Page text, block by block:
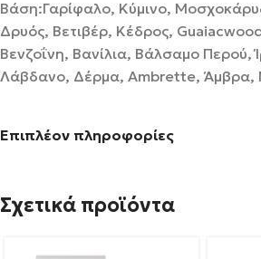
Βάση:Γαρίφαλο, Κύμινο,
Δρυός, Βετιβέρ, Κέδρος,
Βενζοΐνη, Βανίλια, Βάλσαμο Περού,
Λάβδανο, Δέρμα, Ambrette, Άμβρα,
Επιπλέον πληροφορίες
Σχετικά προϊόντα